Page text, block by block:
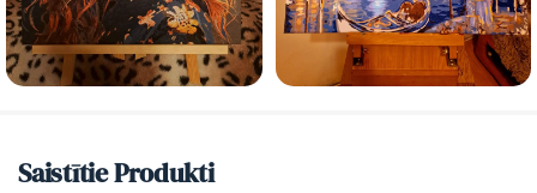
Saistītie Produkti